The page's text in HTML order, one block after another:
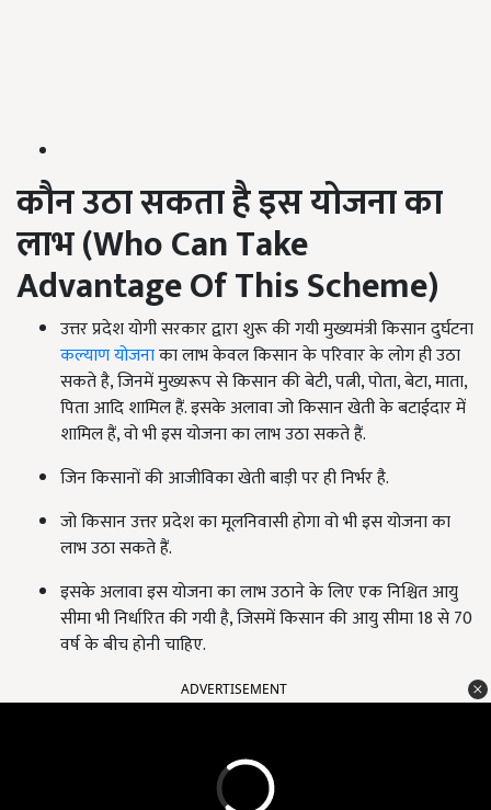
कौन उठा सकता है इस योजना का
लाभ (Who Can Take
Advantage Of This Scheme)
उत्तर प्रदेश योगी सरकार द्वारा शुरू की गयी मुख्यमंत्री किसान दुर्घटना
कल्याण योजनाका लाभ केवल किसान के परिवार के लोग ही उठा
सकते है, जिनमें मुख्यरूप से किसान की बेटी, पत्नी, पोता, बेटा, माता,
पिता आदि शामिल हैं. इसके अलावा जो किसान खेती के बटाईदार में
शामिल हैं, वो भी इस योजना का लाभ उठा सकते हैं.
जिन किसानों की आजीविका खेती बाड़ी पर ही निर्भर है.
जो किसान उत्तर प्रदेश का मूलनिवासी होगा वो भी इस योजना का
लाभ उठा सकते हैं.
इसके अलावा इस योजना का लाभ उठाने के लिए एक निश्चित आयु
सीमा भी निर्धारित की गयी है, जिसमें किसान की आयु सीमा 18 से 70
वर्ष के बीच होनी चाहिए.
ADVERTISEMENT